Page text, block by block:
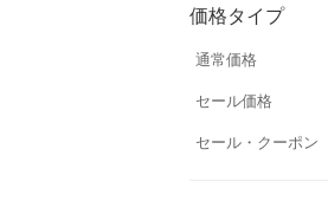
価格タイプ
通常価格
セール価格
セール・クーポン